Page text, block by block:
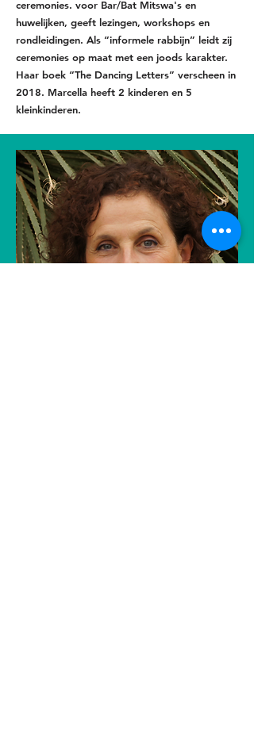
ceremonies. voor Bar/Bat Mitswa's en
huwelijken, geeft lezingen, workshops en
rondleidingen. Als “informele rabbijn” leidt zij
ceremonies op maat met een joods karakter.
Haar boek “The Dancing Letters” verscheen in
2018. Marcella heeft 2 kinderen en 5
kleinkinderen.